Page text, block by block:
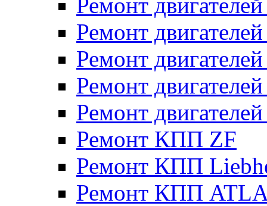
Ремонт
Ремонт
Ремонт
Ремонт
Ремонт КПП ZF
Ремонт КПП
Ремонт КПП